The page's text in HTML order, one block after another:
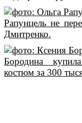
Рапунцель не
Дмитренко.
Бородина
костюм за 300